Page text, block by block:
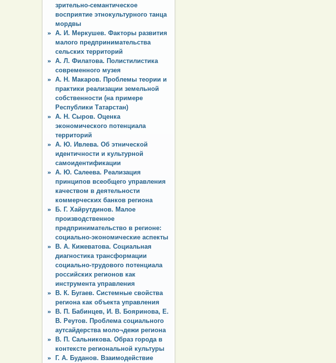
зрительно-семантическое
восприятие этнокультурного танца
мордвы
А. И. Меркушев. Факторы развития
малого предпринимательства
сельских территорий
А. Л. Филатова. Полистилистика
современного музея
А. Н. Макаров. Проблемы теории и
практики реализации земельной
собственности (на примере
Республики Татарстан)
А. Н. Сыров. Оценка
экономического потенциала
территорий
А. Ю. Ивлева. Об этнической
идентичности и культурной
самоидентификации
А. Ю. Салеева. Реализация
принципов всеобщего управления
качеством в деятельности
коммерческих банков региона
Б. Г. Хайрутдинов. Малое
производственное
предпринимательство в регионе:
социально-экономические аспекты
В. А. Кижеватова. Социальная
диагностика трансформации
социально-трудового потенциала
российских регионов как
инструмента управления
В. К. Бугаев. Системные свойства
региона как объекта управления
В. П. Бабинцев, И. В. Бояринова, Е.
В. Реутов. Проблема социального
аутсайдерства моло¬дежи региона
В. П. Сальникова. Образ города в
контексте региональной культуры
Г. А. Буданов. Взаимодействие